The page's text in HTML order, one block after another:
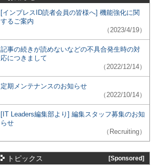
[インプレスID読者会員の皆様へ] 機能強化に関
するご案内
（2023/4/19）
記事の続きが読めないなどの不具合発生時の対
応につきまして
（2022/12/14）
定期メンテナンスのお知らせ
（2022/10/14）
[IT Leaders編集部より] 編集スタッフ募集のお知
らせ
（Recruiting）
トピックス [Sponsored]